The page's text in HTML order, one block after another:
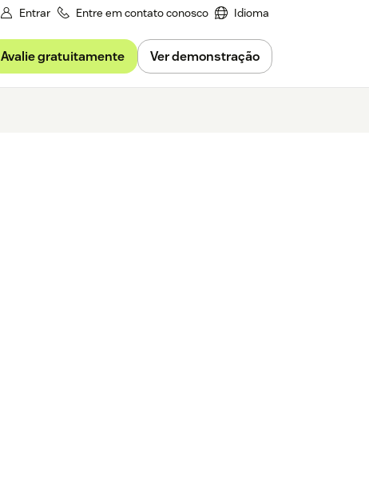
Entrar Entre em contato conosco Idioma
Avalie gratuitamente Ver demonstração